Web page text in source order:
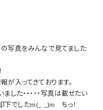
写真をみんなで見てました
入ってきております。
た・・・・・写真は載せたい
却下でしたm(_ _)m ちっ！